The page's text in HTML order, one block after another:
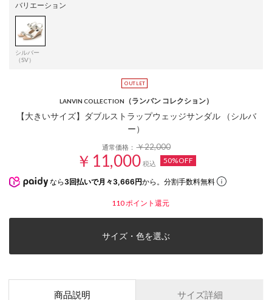
バリエーション
シルバー
（SV）
LANVIN COLLECTION （ランバン コレクション）
【大きいサイズ】ダブルストラップウェッジサンダル （シルバ
ー）
通常価格：￥22,000
￥11,000 税込 50%OFF
なら 3回払いで月々3,666円から。分割手数料無料
110 ポイント還元
サイズ・色を選ぶ
商品説明 サイズ詳細